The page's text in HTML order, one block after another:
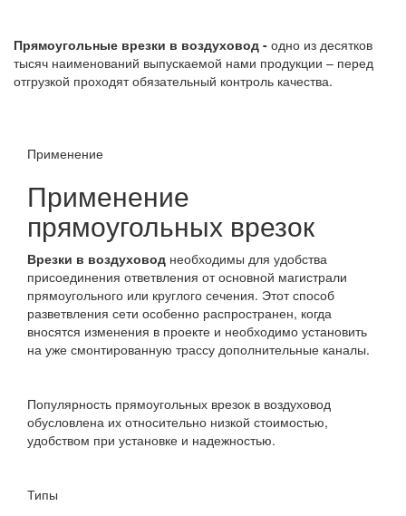
Прямоугольные врезки в воздуховод - одно из десятков
тысяч наименований выпускаемой нами продукции – перед
отгрузкой проходят обязательный контроль качества.
Применение
Применение
прямоугольных врезок
Врезки в воздуховод необходимы для удобства
присоединения ответвления от основной магистрали
прямоугольного или круглого сечения. Этот способ
разветвления сети особенно распространен, когда
вносятся изменения в проекте и необходимо установить
на уже смонтированную трассу дополнительные каналы.
Популярность прямоугольных врезок в воздуховод
обусловлена их относительно низкой стоимостью,
удобством при установке и надежностью.
Типы